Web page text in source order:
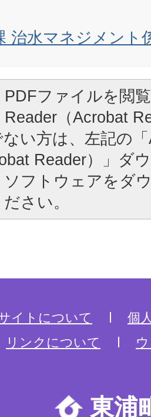
治水マネジメント
PDFファイルを閲
Reader（Acrobat
い方は、左記の
Reader）」ダ
ソフトウェアをダ
さい。
イトについて
個
リンクについて
東浦